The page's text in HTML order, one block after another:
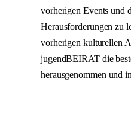
vorherigen Events und
Herausforderungen zu
vorherigen kulturellen
jugendBEIRAT die
herausgenommen und